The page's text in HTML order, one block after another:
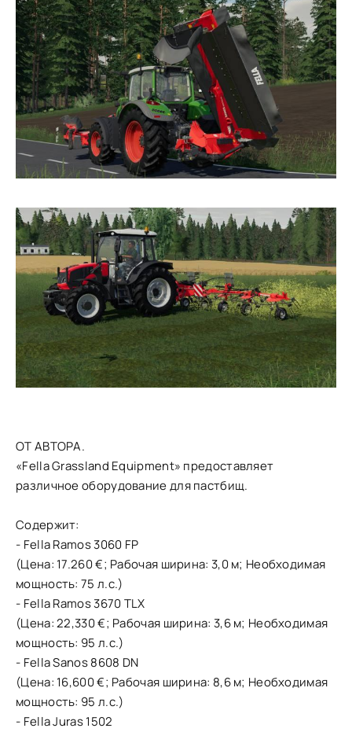
ОТ АВТОРА.
«Fella Grassland Equipment» предоставляет
различное оборудование для пастбищ.
Содержит:
- Fella Ramos 3060 FP
(Цена: 17.260 €; Рабочая ширина: 3,0 м; Необходимая
мощность: 75 л.с.)
- Fella Ramos 3670 TLX
(Цена: 22,330 €; Рабочая ширина: 3,6 м; Необходимая
мощность: 95 л.с.)
- Fella Sanos 8608 DN
(Цена: 16,600 €; Рабочая ширина: 8,6 м; Необходимая
мощность: 95 л.с.)
- Fella Juras 1502